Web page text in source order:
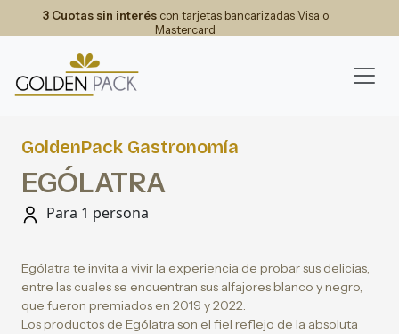
3 Cuotas sin interéscon tarjetas bancarizadas Visa o
Mastercard
GoldenPack Gastronomía
EGÓLATRA
Para 1 persona
Ególatra te invita a vivir la experiencia de probar sus delicias,
entre las cuales se encuentran sus alfajores blanco y negro,
que fueron premiados en 2019 y 2022.
Los productos de Ególatra son el fiel reflejo de la absoluta